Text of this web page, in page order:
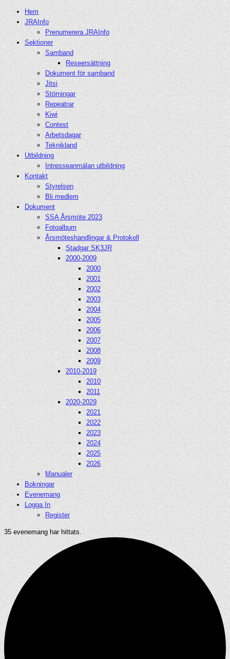
Hem
JRAInfo
Prenumerera JRAInfo
Sektioner
Samband
Reseersättning
Dokument för samband
Jitsi
Störningar
Repeatrar
Kiwi
Contest
Arbetsdagar
Teknikland
Utbildning
Intresseanmälan utbildning
Kontakt
Styrelsen
Bli medlem
Dokument
SSA Årsmöte 2023
Fotoalbum
Årsmöteshandlingar & Protokoll
Stadgar SK3JR
2000-2009
2000
2001
2002
2003
2004
2005
2006
2007
2008
2009
2010-2019
2010
2011
2020-2029
2021
2022
2023
2024
2025
2026
Manualer
Bokningar
Evenemang
Logga In
Register
35 evenemang har hittats.